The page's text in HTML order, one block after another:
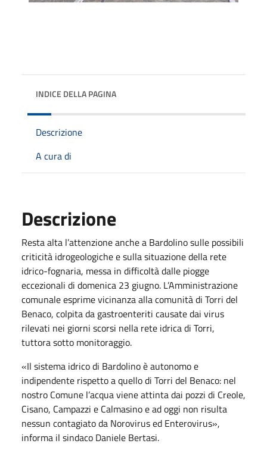
INDICE DELLA PAGINA
Descrizione
A cura di
Descrizione
Resta alta l’attenzione anche a Bardolino sulle possibili
criticità idrogeologiche e sulla situazione della rete
idrico-fognaria, messa in difficoltà dalle piogge
eccezionali di domenica 23 giugno. L’Amministrazione
comunale esprime vicinanza alla comunità di Torri del
Benaco, colpita da gastroenteriti causate dai virus
rilevati nei giorni scorsi nella rete idrica di Torri,
tuttora sotto monitoraggio.
«Il sistema idrico di Bardolino è autonomo e
indipendente rispetto a quello di Torri del Benaco: nel
nostro Comune l’acqua viene attinta dai pozzi di Creole,
Cisano, Campazzi e Calmasino e ad oggi non risulta
nessun contagiato da Norovirus ed Enterovirus»,
informa il sindaco Daniele Bertasi.